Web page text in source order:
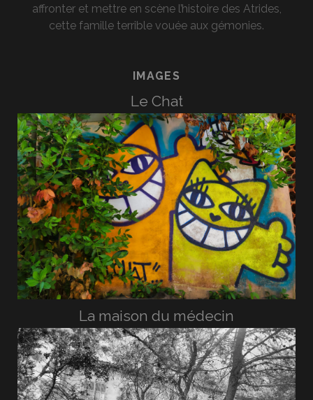
affronter et mettre en scène l’histoire des Atrides,
cette famille terrible vouée aux gémonies.
IMAGES
Le Chat
La maison du médecin